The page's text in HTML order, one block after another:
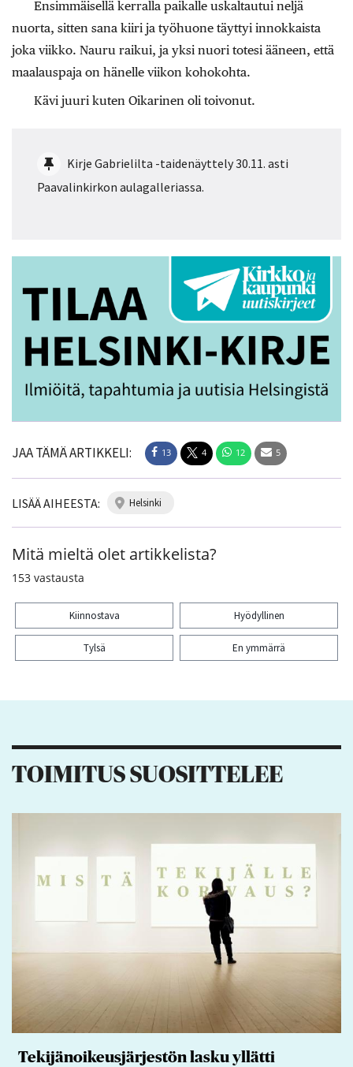
Ensimmäisellä kerralla paikalle uskaltautui neljä
nuorta, sitten sana kiiri ja työhuone täyttyi innokkaista
joka viikko. Nauru raikui, ja yksi nuori totesi ääneen, että
maalauspaja on hänelle viikon kohokohta.
Kävi juuri kuten Oikarinen oli toivonut.
Kirje Gabrielilta -taidenäyttely 30.11. asti
Paavalinkirkon aulagalleriassa.
JAA TÄMÄ ARTIKKELI: 13 4 12 5
LISÄÄ AIHEESTA: helsinki
Mitä mieltä olet artikkelista?
153 vastausta
Kiinnostava Hyödyllinen
Tylsä En ymmärrä
TOIMITUS SUOSITTELEE
Tekijänoikeusjärjestön lasku yllätti